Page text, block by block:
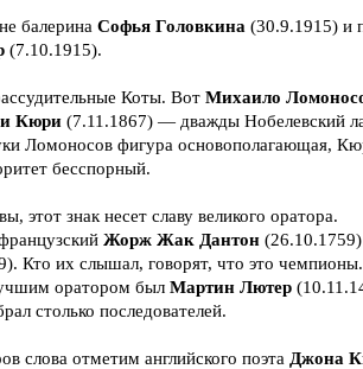
балерина Софья Головкина (30.9.1915) и
(7.10.1915).
Коты. Вот Михаило
Кюри (7.11.1867) — дважды Нобелевский
Ломоносов фигура основополагающая,
бесспорный.
этот знак несет славу великого оратора.
Жорж Жак Дантон
Кто их слышал, говорят, что это
оратором был Мартин Лютер
столько последователей.
слова отметим английского поэта Джона